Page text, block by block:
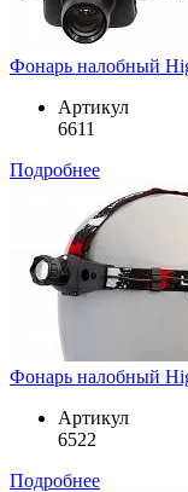
Фонарь налобный
Артикул
6611
Подробнее
Фонарь налобный
Артикул
6522
Подробнее